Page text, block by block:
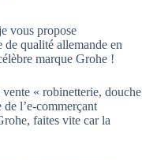
vous propose
de qualité allemande en
marque Grohe !
« robinetterie, douche
l’e-commerçant
faites vite car la